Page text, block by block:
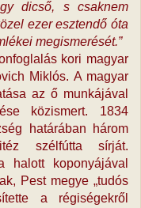
dicső, s csaknem
ezer esztendő óta
megismerését.”
kori magyar
Miklós. A magyar
az ő munkájával
közismert. 1834
határában három
szélfútta sírját.
halott koponyájával
Pest megye „tudós
a régiségekről